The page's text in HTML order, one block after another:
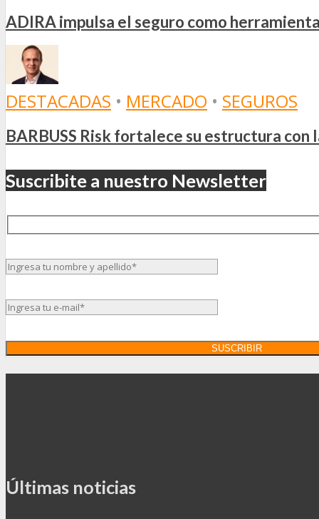
ADIRA impulsa el seguro como
DESTACADAS • MERCADO • SEGUROS
BARBUSS Risk fortalece su estructura
Suscribite a nuestro Newsletter
Últimas noticias